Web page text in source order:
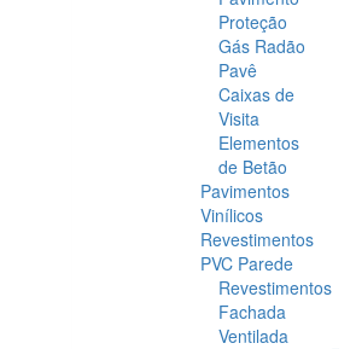
Proteção
Gás Radão
Pavê
Caixas de
Visita
Elementos
de Betão
Pavimentos
Vinílicos
Revestimentos
PVC Parede
Revestimentos
Fachada
Ventilada